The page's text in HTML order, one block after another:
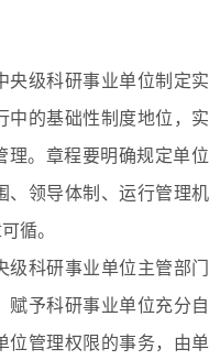
级科研事业单位制定实
中的基础性制度地位，实
理。章程要明确规定单位
、领导体制、运行管理机
循。
科研事业单位主管部门
赋予科研事业单位充分自
位管理权限的事务，由单